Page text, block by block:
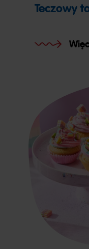
Teczowy